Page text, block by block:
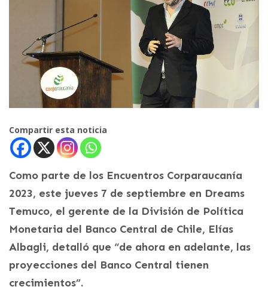
Compartir esta noticia
Como parte de los Encuentros Corparaucanía
2023, este jueves 7 de septiembre en Dreams
Temuco, el gerente de la División de Política
Monetaria del Banco Central de Chile, Elías
Albagli, detalló que “de ahora en adelante, las
proyecciones del Banco Central tienen
crecimientos”.